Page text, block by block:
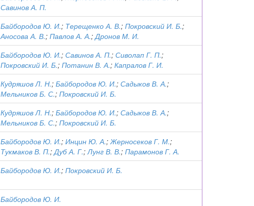
Савинов А. П.
Байбородов Ю. И.; Терещенко А. В.; Покровский И. Б.;
Аносова А. В.; Павлов А. А.;Дронов М. И.
Байбородов Ю. И.; Савинов А. П.; Сиволап Г. П.;
Покровский И. Б.; Потанин В. А.; Капралов Г. И.
Кудряшов Л. Н.; Байбородов Ю. И.; Садыков В. А.;
Мельников Б. С.; Покровский И. Б.
Кудряшов Л. Н.; Байбородов Ю. И.; Садыков В. А.;
Мельников Б. С.; Покровский И. Б.
Байбородов Ю. И.; Инцин Ю. А.;Жерносеков Г. М.;
Тукмаков В. П.;Дуб А. Г.;Лунг В. В.; Парамонов Г. А.
Байбородов Ю. И.; Покровский И. Б.
Байбородов Ю. И.